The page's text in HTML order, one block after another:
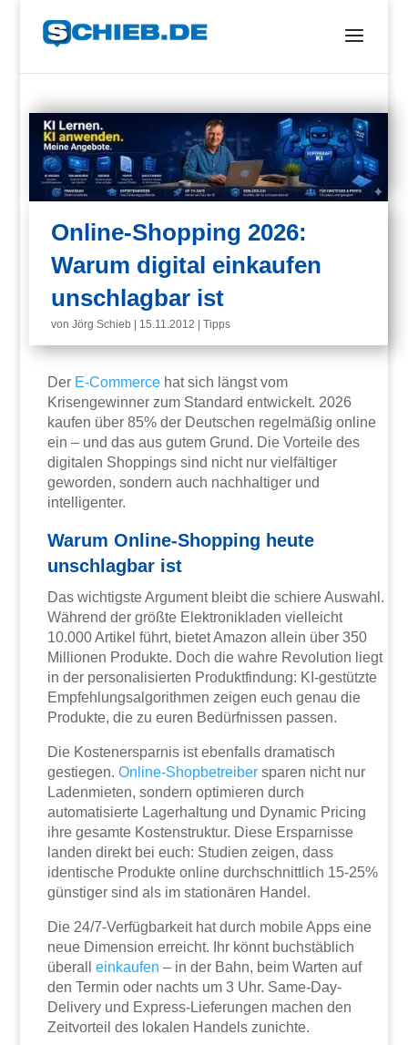
Online-Shopping 2026:
Warum digital einkaufen
unschlagbar ist
vonJörg Schieb 15.11.2012 |Tipps
Der E-Commerce hat sich längst vom
Krisengewinner zum Standard entwickelt. 2026
kaufen über 85% der Deutschen regelmäßig online
ein – und das aus gutem Grund. Die Vorteile des
digitalen Shoppings sind nicht nur vielfältiger
geworden, sondern auch nachhaltiger und
intelligenter.
Warum Online-Shopping heute
unschlagbar ist
Das wichtigste Argument bleibt die schiere Auswahl.
Während der größte Elektronikladen vielleicht
10.000 Artikel führt, bietet Amazon allein über 350
Millionen Produkte. Doch die wahre Revolution liegt
in der personalisierten Produktfindung: KI-gestützte
Empfehlungsalgorithmen zeigen euch genau die
Produkte, die zu euren Bedürfnissen passen.
Die Kostenersparnis ist ebenfalls dramatisch
gestiegen.Online-Shopbetreiber sparen nicht nur
Ladenmieten, sondern optimieren durch
automatisierte Lagerhaltung und Dynamic Pricing
ihre gesamte Kostenstruktur. Diese Ersparnisse
landen direkt bei euch: Studien zeigen, dass
identische Produkte online durchschnittlich 15-25%
günstiger sind als im stationären Handel.
Die 24/7-Verfügbarkeit hat durch mobile Apps eine
neue Dimension erreicht. Ihr könnt buchstäblich
überalleinkaufen – in der Bahn, beim Warten auf
den Termin oder nachts um 3 Uhr. Same-Day-
Delivery und Express-Lieferungen machen den
Zeitvorteil des lokalen Handels zunichte.